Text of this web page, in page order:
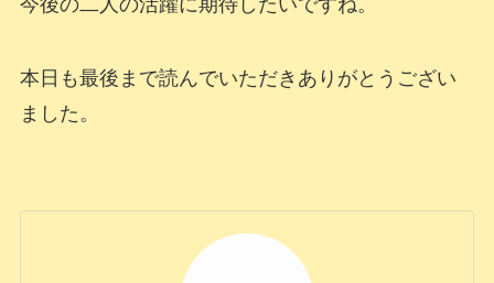
本日も最後まで読んでいただきありがとうござい
ました。